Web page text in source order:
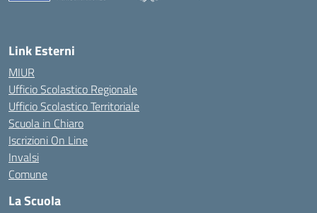
— Visita la pagina iniziale della scuola
Link Esterni
MIUR
Ufficio Scolastico Regionale
Ufficio Scolastico Territoriale
Scuola in Chiaro
Iscrizioni On Line
Invalsi
Comune
La Scuola